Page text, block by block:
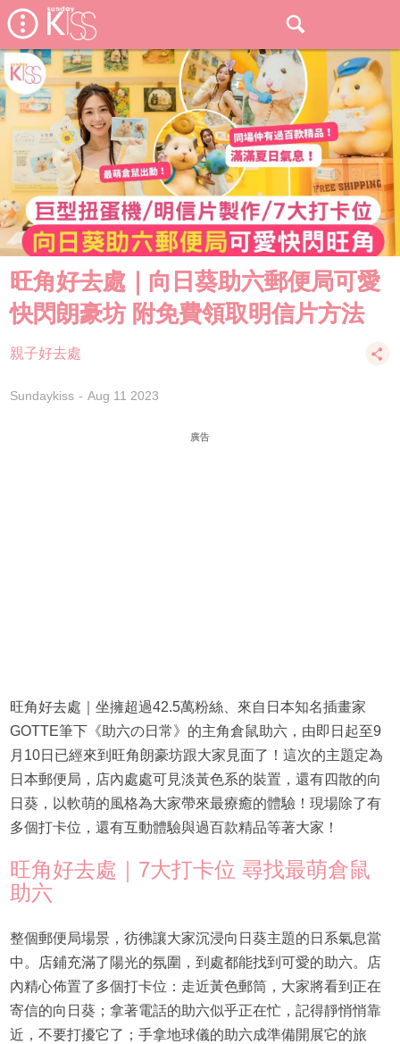
旺角好去處｜向日葵助六郵便局可愛
快閃朗豪坊 附免費領取明信片方法
親子好去處
Sundaykiss Aug 11 2023
廣告
旺角好去處｜坐擁超過42.5萬粉絲、來自日本知名插畫家
GOTTE筆下《助六の日常》的主角倉鼠助六，由即日起至9
月10日已經來到旺角朗豪坊跟大家見面了！這次的主題定為
日本郵便局，店內處處可見淡黃色系的裝置，還有四散的向
日葵，以軟萌的風格為大家帶來最療癒的體驗！現場除了有
多個打卡位，還有互動體驗與過百款精品等著大家！
旺角好去處｜7大打卡位 尋找最萌倉鼠
助六
整個郵便局場景，彷彿讓大家沉浸向日葵主題的日系氣息當
中。店鋪充滿了陽光的氛圍，到處都能找到可愛的助六。店
內精心佈置了多個打卡位：走近黃色郵筒，大家將看到正在
寄信的向日葵；拿著電話的助六似乎正在忙，記得靜悄悄靠
近，不要打擾它了；手拿地球儀的助六成準備開展它的旅